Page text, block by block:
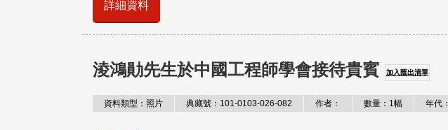
詳細資料
淩鴻勛先生於中國工程師學會接待貴賓 加入匯出清單
資料類型：照片 典藏號：101-0103-026-082 作者： 數量：1幅 年代：